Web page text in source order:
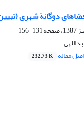
دوگانة شهری
131-156
اصل مقاله 232.73 K